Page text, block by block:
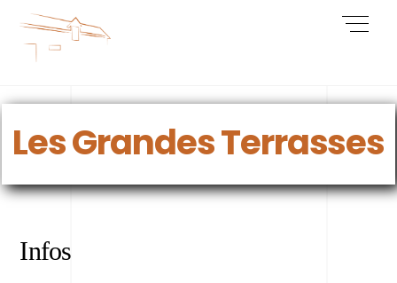
content
Les Grandes Terrasses
Infos